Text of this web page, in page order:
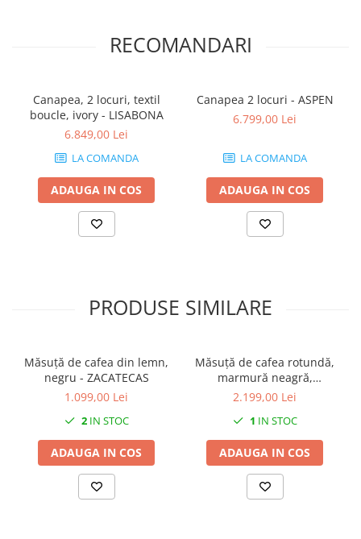
RECOMANDARI
Canapea, 2 locuri, textil
boucle, ivory - LISABONA
6.849,00 Lei
LA COMANDA
ADAUGA IN COS
Canapea 2 locuri - ASPEN
6.799,00 Lei
LA COMANDA
ADAUGA IN COS
PRODUSE SIMILARE
Măsuță de cafea din lemn,
negru - ZACATECAS
1.099,00 Lei
2IN STOC
ADAUGA IN COS
Măsuță de cafea rotundă,
marmură neagră,
80x80x49cm - IRON BLACK
2.199,00 Lei
1 IN STOC
ADAUGA IN COS